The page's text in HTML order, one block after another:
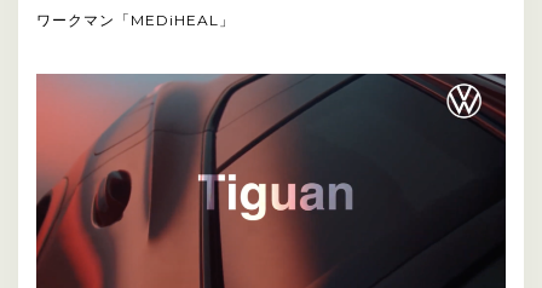
ワークマン「MEDiHEAL」